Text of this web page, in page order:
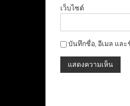
เว็บไซต์
บันทึกชื่อ, อีเมล แล